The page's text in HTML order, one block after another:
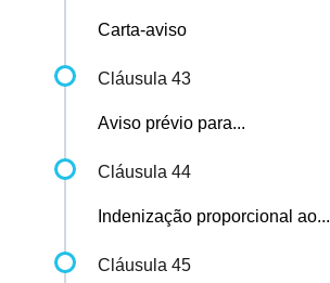
Carta-aviso
Cláusula 43
Aviso prévio para...
Cláusula 44
Indenização proporcional ao...
Cláusula 45